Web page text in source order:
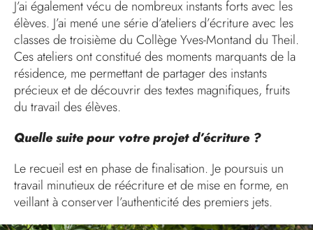
J’ai également vécu de nombreux instants forts avec les
élèves. J’ai mené une série d’ateliers d’écriture avec les
classes de troisième du Collège Yves-Montand du Theil.
Ces ateliers ont constitué des moments marquants de la
résidence, me permettant de partager des instants
précieux et de découvrir des textes magnifiques, fruits
du travail des élèves.
Quelle suite pour votre projet d’écriture ?
Le recueil est en phase de finalisation. Je poursuis un
travail minutieux de réécriture et de mise en forme, en
veillant à conserver l’authenticité des premiers jets.